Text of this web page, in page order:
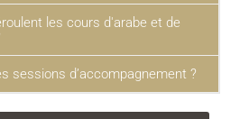
les cours d'arabe et de
sessions d’accompagnement ?